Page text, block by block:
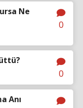
Ne
0
0
Anı